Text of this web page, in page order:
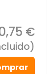
€